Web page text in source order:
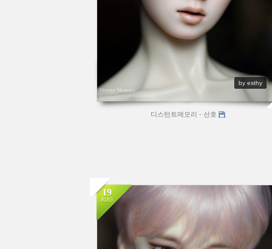
by esthy
디스턴트메모리 - 선호
19
AUG